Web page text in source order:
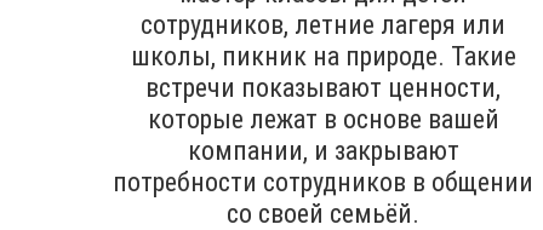
сотрудников, летние лагеря или
школы, пикник на природе. Такие
встречи показывают ценности,
которые лежат в основе вашей
компании, и закрывают
потребности сотрудников в общении
со своей семьёй.